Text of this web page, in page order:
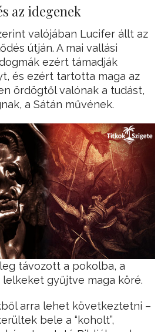
az idegenek
valójában Lucifer állt az
útján. A mai vallási
ezért támadják
és ezért tartotta maga az
ördögtől valónak a tudást,
a Sátán művének.
távozott a pokolba, a
gyűjtve maga köré.
arra lehet következtetni –
bele a “koholt”,